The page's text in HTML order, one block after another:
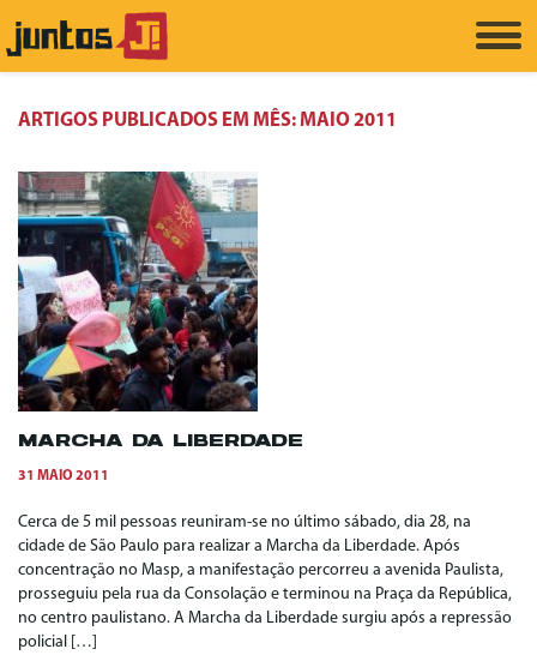
ARTIGOS PUBLICADOS EM MÊS:MAIO 2011
MARCHA DA LIBERDADE
31 MAIO 2011
Cerca de 5 mil pessoas reuniram-se no último sábado, dia 28, na
cidade de São Paulo para realizar a Marcha da Liberdade. Após
concentração no Masp, a manifestação percorreu a avenida Paulista,
prosseguiu pela rua da Consolação e terminou na Praça da República,
no centro paulistano. A Marcha da Liberdade surgiu após a repressão
policial […]